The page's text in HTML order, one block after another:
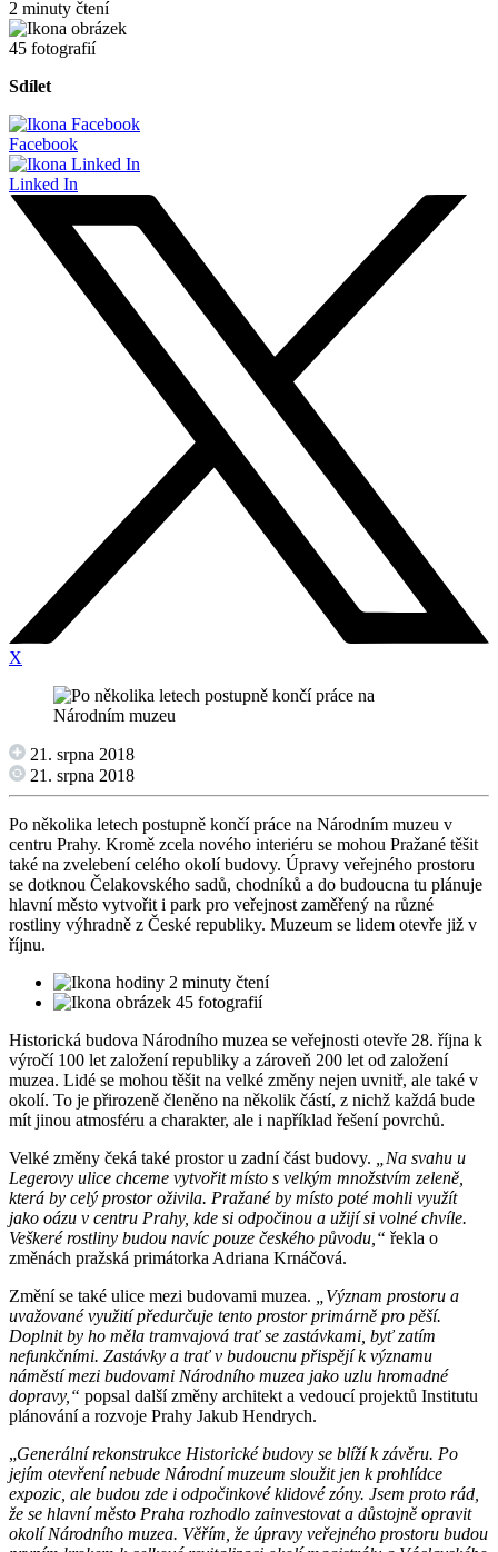
2 minuty čtení
45 fotografií
Sdílet
Facebook
Linked In
X
21. srpna 2018
21. srpna 2018
Po několika letech postupně končí práce na Národním muzeu v
centru Prahy. Kromě zcela nového interiéru se mohou Pražané těšit
také na zvelebení celého okolí budovy. Úpravy veřejného prostoru
se dotknou Čelakovského sadů, chodníků a do budoucna tu plánuje
hlavní město vytvořit i park pro veřejnost zaměřený na různé
rostliny výhradně z České republiky. Muzeum se lidem otevře již v
říjnu.
2 minuty čtení
45 fotografií
Historická budova Národního muzea se veřejnosti otevře 28. října k
výročí 100 let založení republiky a zároveň 200 let od založení
muzea. Lidé se mohou těšit na velké změny nejen uvnitř, ale také v
okolí. To je přirozeně členěno na několik částí, z nichž každá bude
mít jinou atmosféru a charakter, ale i například řešení povrchů.
Velké změny čeká také prostor u zadní část budovy. „Na svahu u
Legerovy ulice chceme vytvořit místo s velkým množstvím zeleně,
která by celý prostor oživila. Pražané by místo poté mohli využít
jako oázu v centru Prahy, kde si odpočinou a užijí si volné chvíle.
Veškeré rostliny budou navíc pouze českého původu,“ řekla o
změnách pražská primátorka Adriana Krnáčová.
Změní se také ulice mezi budovami muzea. „Význam prostoru a
uvažované využití předurčuje tento prostor primárně pro pěší.
Doplnit by ho měla tramvajová trať se zastávkami, byť zatím
nefunkčními. Zastávky a trať v budoucnu přispějí k významu
náměstí mezi budovami Národního muzea jako uzlu hromadné
dopravy,“ popsal další změny architekt a vedoucí projektů Institutu
plánování a rozvoje Prahy Jakub Hendrych.
„Generální rekonstrukce Historické budovy se blíží k závěru. Po
jejím otevření nebude Národní muzeum sloužit jen k prohlídce
expozic, ale budou zde i odpočinkové klidové zóny. Jsem proto rád,
že se hlavní město Praha rozhodlo zainvestovat a důstojně opravit
okolí Národního muzea. Věřím, že úpravy veřejného prostoru budou